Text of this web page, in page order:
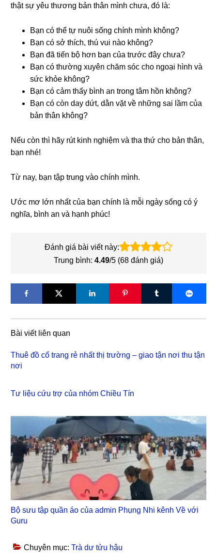
thật sự yêu thương bản thân mình chưa, đó là:
Bạn có thể tự nuôi sống chính mình không?
Bạn có sở thích, thú vui nào không?
Bạn đã tiến bộ hơn bạn của trước đây chưa?
Bạn có thường xuyên chăm sóc cho ngoại hình và
sức khỏe không?
Bạn có cảm thấy bình an trong tâm hồn không?
Bạn có còn day dứt, dằn vặt về những sai lầm của
bản thân không?
Nếu còn thì hãy rút kinh nghiệm và tha thứ cho bản thân,
bạn nhé!
Từ nay, bạn tập trung vào chính mình.
Ước mơ lớn nhất của bạn chính là mỗi ngày sống có ý
nghĩa, bình an và hạnh phúc!
Đánh giá bài viết này:
Trung bình: 4.49/5 (68 đánh giá)
Bài viết liên quan
Thuê đồ cổ trang rẻ nhất thị trường – giao tận nơi thu tận
nơi
Tư liệu cứu trợ của nhóm Chiều Tín
Bộ sưu tập quần áo của admin Phụng Nhi kênh Về với
Guru
Chuyên mục:Trà dư tửu hậu